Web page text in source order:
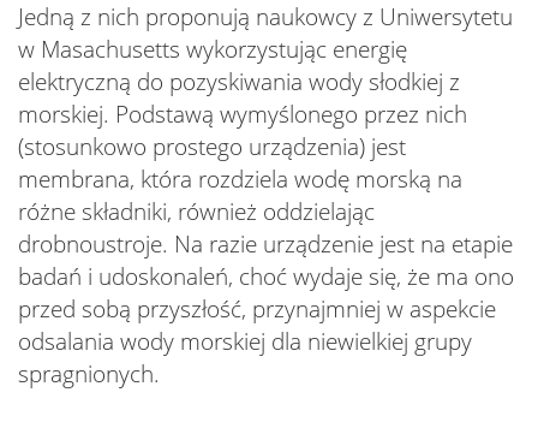
Jedną z nich proponują naukowcy z Uniwersytetu
w Masachusetts wykorzystując energię
elektryczną do pozyskiwania wody słodkiej z
morskiej. Podstawą wymyślonego przez nich
(stosunkowo prostego urządzenia) jest
membrana, która rozdziela wodę morską na
różne składniki, również oddzielając
drobnoustroje. Na razie urządzenie jest na etapie
badań i udoskonaleń, choć wydaje się, że ma ono
przed sobą przyszłość, przynajmniej w aspekcie
odsalania wody morskiej dla niewielkiej grupy
spragnionych.